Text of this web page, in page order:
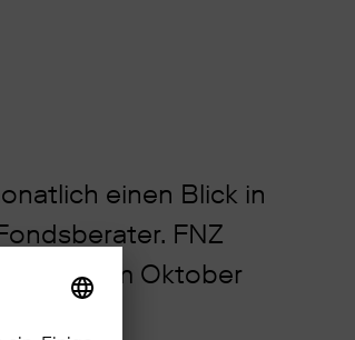
einen Blick in
FNZ
Trends im Oktober